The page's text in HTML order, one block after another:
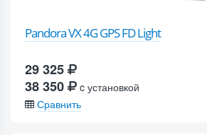
Pandora VX 4G GPS FD Light
29 325
38 350
c установкой
Сравнить